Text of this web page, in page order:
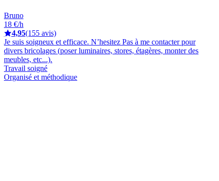
Bruno
18 €/h
4,95(155 avis)
Je suis soigneux et efficace. N’hesitez Pas à me contacter pour
divers bricolages (poser luminaires, stores, étagères, monter des
meubles, etc...).
Travail soigné
Organisé et méthodique